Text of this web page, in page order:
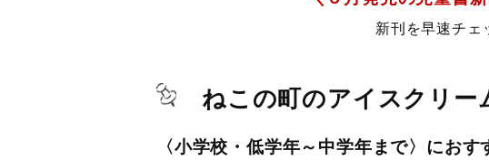
新刊を早速チェ
ねこの町のアイスクリー
〈小学校・低学年～中学年まで〉におす